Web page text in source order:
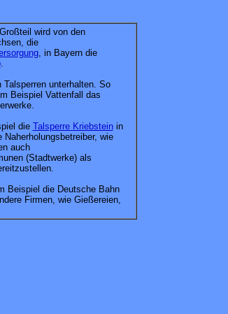
wird von den
die
, in Bayern die
.
unterhalten. So
Beispiel Vattenfall das
die Talsperre Kriebsteinin
wie
auch
(Stadtwerke) als
Beispiel die Deutsche Bahn
Firmen, wie Gießereien,